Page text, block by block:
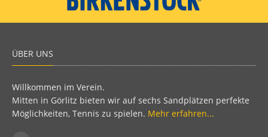
ÜBER UNS
Willkommen im Verein.
Mitten in Görlitz bieten wir auf sechs Sandplätzen perfekte
Möglichkeiten, Tennis zu spielen. Mehr erfahren...